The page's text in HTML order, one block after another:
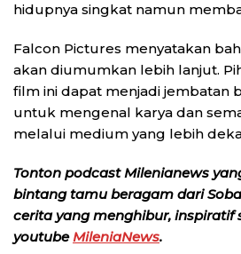
hidupnya singkat namun
Falcon Pictures menyatakan
akan diumumkan lebih lanjut.
film ini dapat menjadi jembatan
untuk mengenal karya dan
melalui medium yang lebih
Tonton podcast Milenianews
bintang tamu beragam dari
cerita yang menghibur, inspiratif
youtubeMileniaNews.